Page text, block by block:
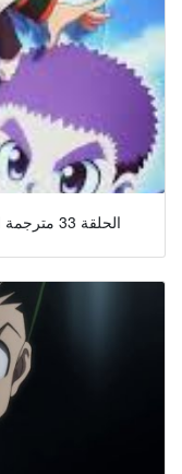
انمي Hunter X Hunter 2011 الحلقة 33 مترجمة ايجي ديد